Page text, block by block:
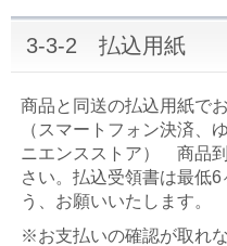
3-3-2 払込用紙
商品と同送の払込用紙で
（スマートフォン決済、
ニエンスストア） 商品
さい。払込受領書は最低
う、お願いいたします。
※お支払いの確認が取れ